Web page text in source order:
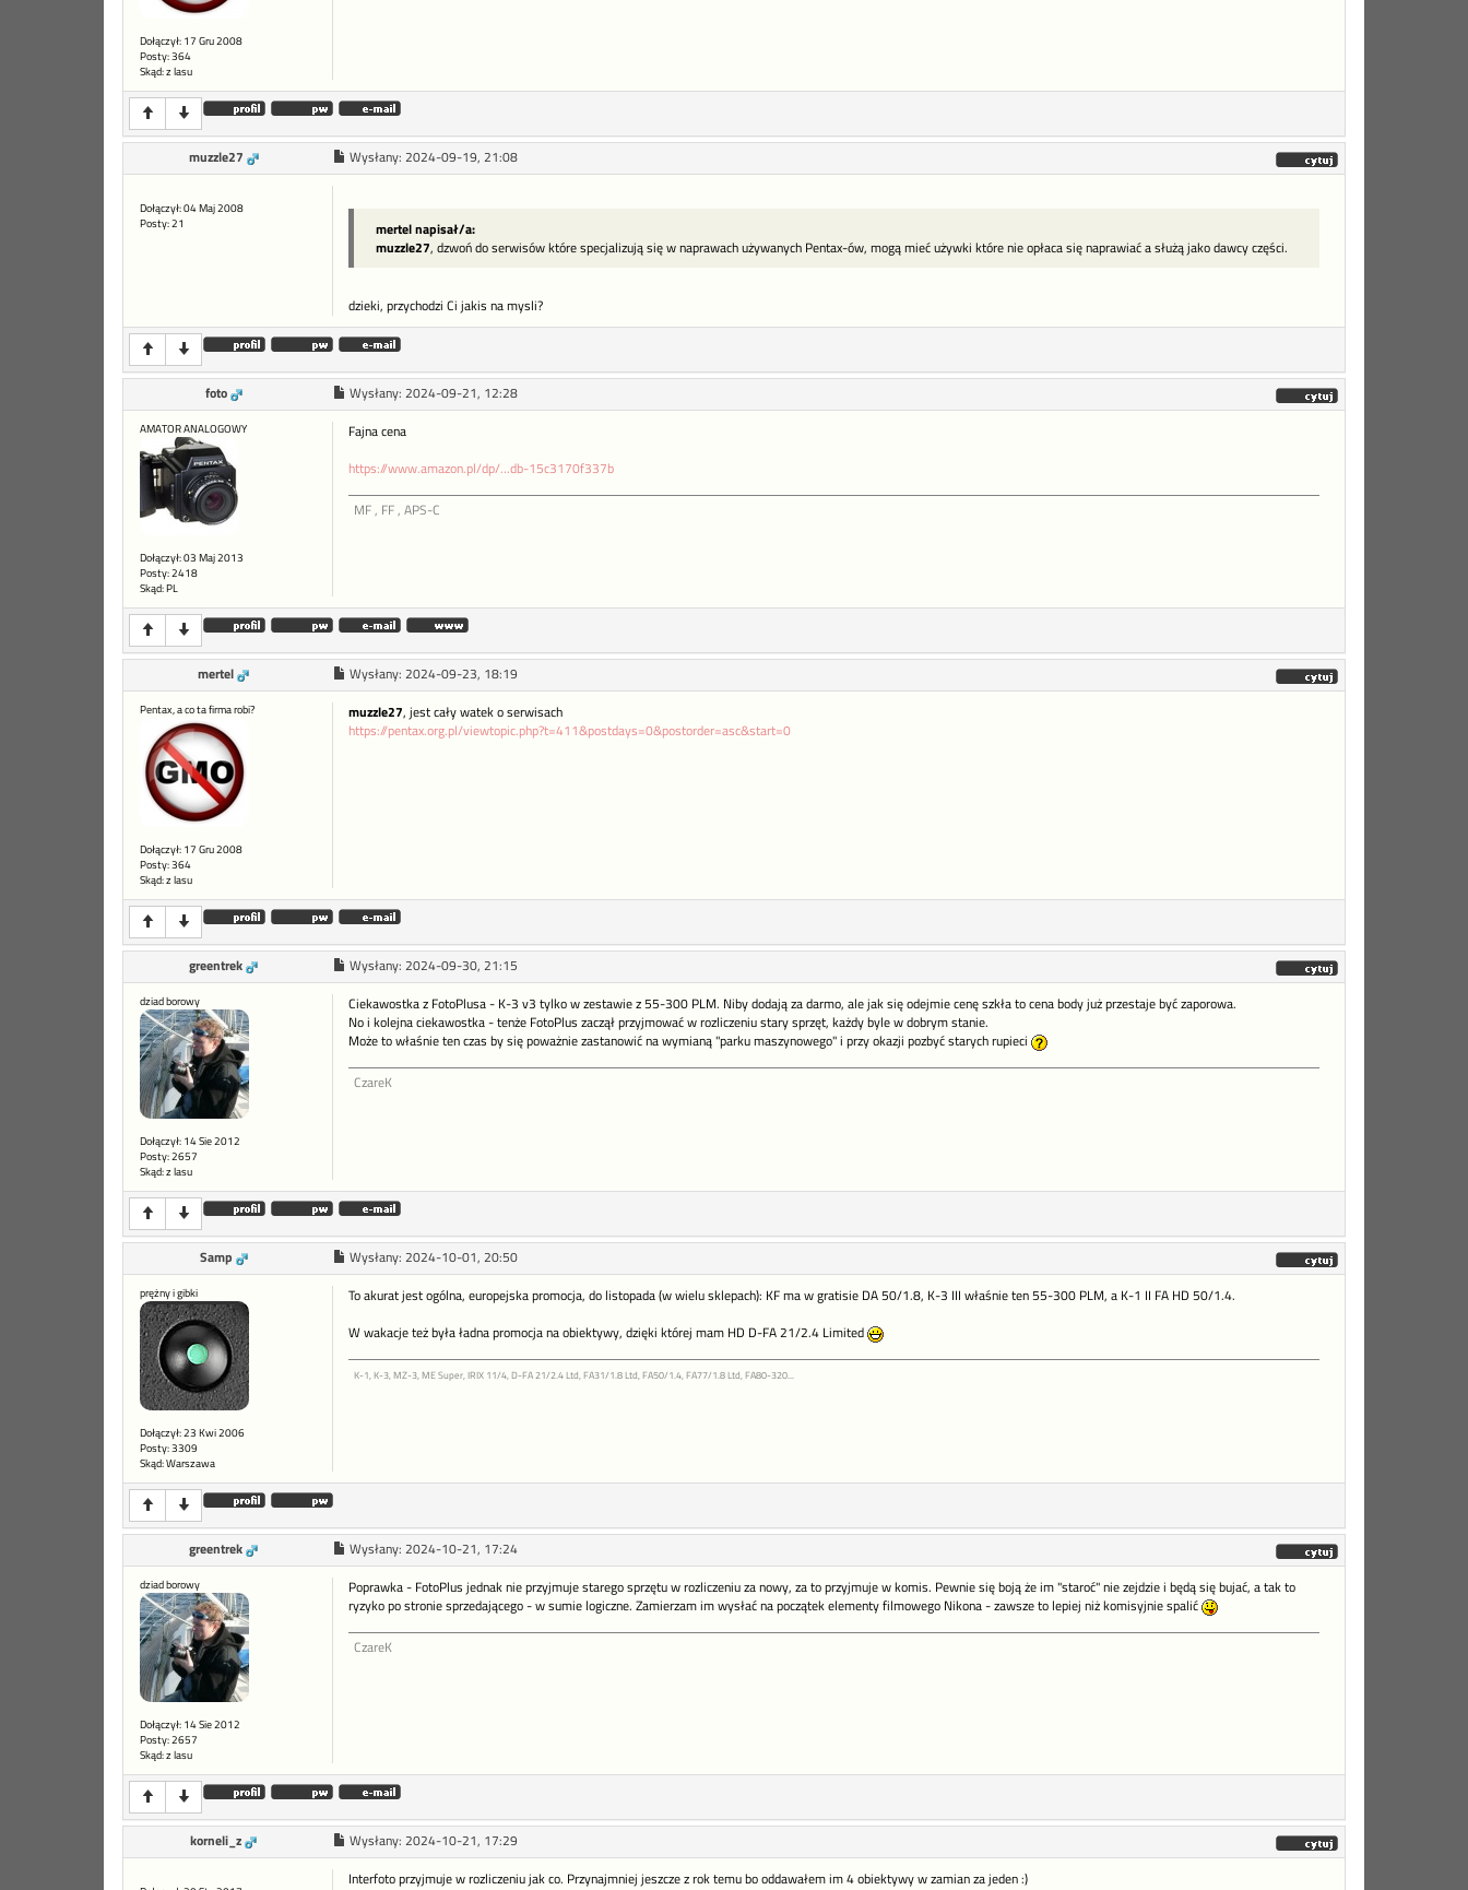
Dołączył: 17 Gru 2008
Posty: 364
Skąd: z lasu
muzzle27 Wysłany: 2024-09-19, 21:08
Dołączył: 04 Maj 2008
Posty: 21
mertel napisał/a:
muzzle27, dzwoń do serwisów które specjalizują się w naprawach używanych Pentax-ów, mogą mieć używki które nie opłaca się naprawiać a służą jako dawcy części.
dzieki, przychodzi Ci jakis na mysli?
foto Wysłany: 2024-09-21, 12:28
AMATOR ANALOGOWY
Dołączył: 03 Maj 2013
Posty: 2418
Skąd: PL
Fajna cena
https://www.amazon.pl/dp/...db-15c3170f337b
MF , FF , APS-C
mertel Wysłany: 2024-09-23, 18:19
Pentax, a co ta firma robi?
Dołączył: 17 Gru 2008
Posty: 364
Skąd: z lasu
muzzle27, jest cały watek o serwisach
https://pentax.org.pl/viewtopic.php?t=411&postdays=0&postorder=asc&start=0
greentrek Wysłany: 2024-09-30, 21:15
dziad borowy
Dołączył: 14 Sie 2012
Posty: 2657
Skąd: z lasu
Ciekawostka z FotoPlusa - K-3 v3 tylko w zestawie z 55-300 PLM. Niby dodają za darmo, ale jak się odejmie cenę szkła to cena body już przestaje być zaporowa.
No i kolejna ciekawostka - tenże FotoPlus zaczął przyjmować w rozliczeniu stary sprzęt, każdy byle w dobrym stanie.
Może to właśnie ten czas by się poważnie zastanowić na wymianą "parku maszynowego" i przy okazji pozbyć starych rupieci
CzareK
Samp Wysłany: 2024-10-01, 20:50
prężny i gibki
Dołączył: 23 Kwi 2006
Posty: 3309
Skąd: Warszawa
To akurat jest ogólna, europejska promocja, do listopada (w wielu sklepach): KF ma w gratisie DA 50/1.8, K-3 III właśnie ten 55-300 PLM, a K-1 II FA HD 50/1.4.
W wakacje też była ładna promocja na obiektywy, dzięki której mam HD D-FA 21/2.4 Limited
K-1, K-3, MZ-3, ME Super, IRIX 11/4, D-FA 21/2.4 Ltd, FA31/1.8 Ltd, FA50/1.4, FA77/1.8 Ltd, FA80-320...
greentrek Wysłany: 2024-10-21, 17:24
dziad borowy
Dołączył: 14 Sie 2012
Posty: 2657
Skąd: z lasu
Poprawka - FotoPlus jednak nie przyjmuje starego sprzętu w rozliczeniu za nowy, za to przyjmuje w komis. Pewnie się boją że im "staroć" nie zejdzie i będą się bujać, a tak to
ryzyko po stronie sprzedającego - w sumie logiczne. Zamierzam im wysłać na początek elementy filmowego Nikona - zawsze to lepiej niż komisyjnie spalić
CzareK
korneli_z Wysłany: 2024-10-21, 17:29
Interfoto przyjmuje w rozliczeniu jak co. Przynajmniej jeszcze z rok temu bo oddawałem im 4 obiektywy w zamian za jeden :)